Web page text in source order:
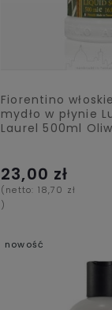
Fiorentino
mydło w płynie
Laurel 500ml
23,00 zł
(netto: 18,70 zł
)
nowość